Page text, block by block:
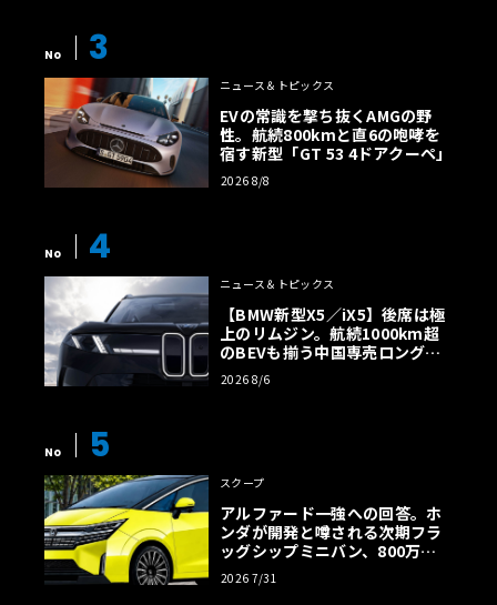
No 3
ニュース＆トピックス
EVの常識を撃ち抜くAMGの野
性。航続800kmと直6の咆哮を
宿す新型「GT 53 4ドアクーペ」
2026 8/8
No 4
ニュース＆トピックス
【BMW新型X5／iX5】後席は極
上のリムジン。航続1000km超
のBEVも揃う中国専売ロング仕
様の全貌
2026 8/6
No 5
スクープ
アルファード一強への回答。ホ
ンダが開発と噂される次期フラ
ッグシップミニバン、800万円
超の勝算【予想CG】
2026 7/31